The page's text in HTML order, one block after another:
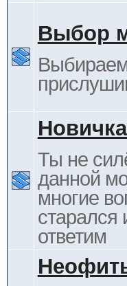
Выбор
Ты не
данной
многие
ответим